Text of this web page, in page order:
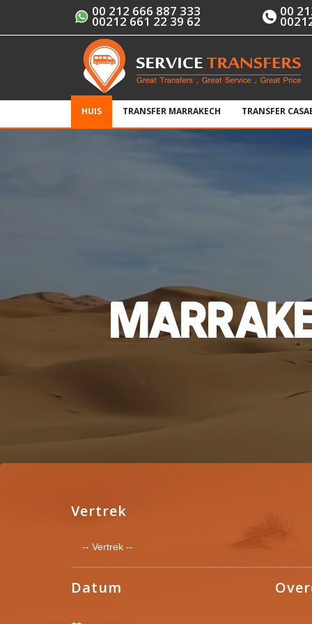
00 212 666 887 333
00212 661 22 39 62
00
HUIS TRANSFER MARRAKECH TRANSFER
MARRAK
Vertrek
Datum